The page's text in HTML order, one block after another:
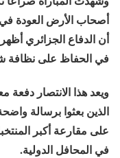
أصحاب الأرض العودة في
أن الدفاع الجزائري
في الحفاظ على نظافة
ويعد هذا الانتصار دفعة
الذين بعثوا برسالة
على مقارعة أكبر
في المحافل الدولية.